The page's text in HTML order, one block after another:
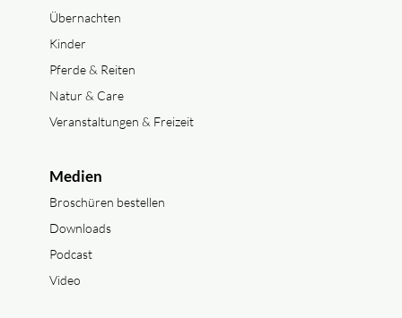
Übernachten
Kinder
Pferde & Reiten
Natur & Care
Veranstaltungen & Freizeit
Medien
Broschüren bestellen
Downloads
Podcast
Video